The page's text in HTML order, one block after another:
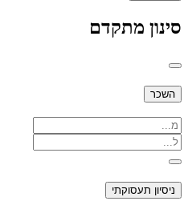
סינון מתקדם
השכר
ניסיון תעסוקתי